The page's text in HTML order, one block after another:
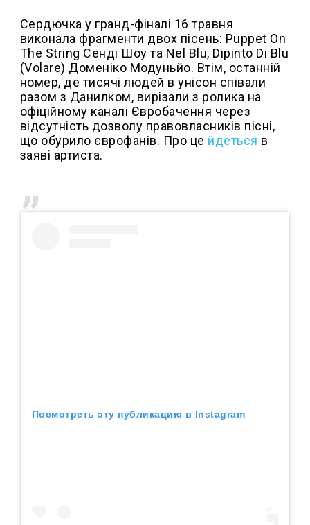
Сердючка у гранд-фіналі 16 травня
виконала фрагменти двох пісень: Puppet On
The String Сенді Шоу та Nel Blu, Dipinto Di Blu
(Volare) Доменіко Модуньйо. Втім, останній
номер, де тисячі людей в унісон співали
разом з Данилком, вирізали з ролика на
офіційному каналі Євробачення через
відсутність дозволу правовласників пісні,
що обурило єврофанів. Про це йдеться в
заяві артиста.
Посмотреть эту публикацию в Instagram